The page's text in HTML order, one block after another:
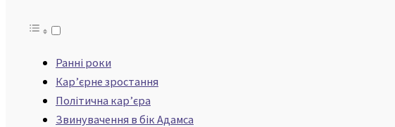
Ранні роки
Карʼєрне зростання
Політична кар’єра
Звинувачення в бік Адамса